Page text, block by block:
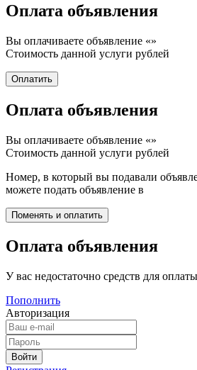
Оплата объявления
Вы оплачиваете объявление «»
Стоимость данной услуги рублей
Оплата объявления
Вы оплачиваете объявление «»
Стоимость данной услуги рублей
Номер, в который вы подавали
можете подать объявление в
Оплата объявления
У вас недостаточно средств для
Пополнить
Авторизация